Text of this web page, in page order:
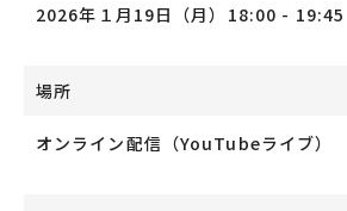
2026年１月19日（月）18:00 - 19:45
場所
オンライン配信（YouTubeライブ）